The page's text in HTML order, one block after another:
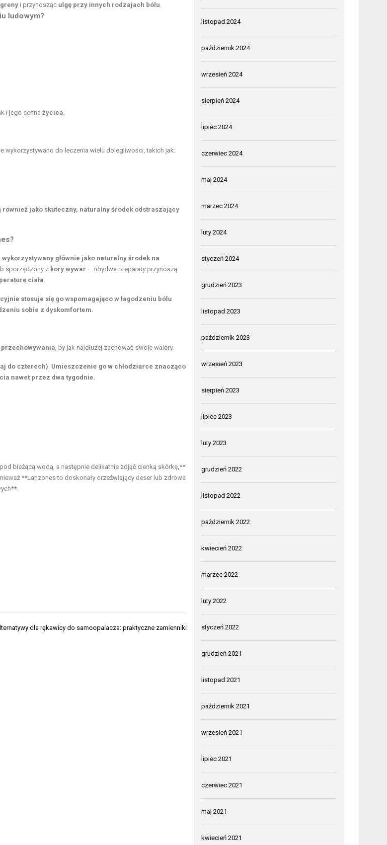
i przynosząc ulgę przy innych rodzajach bólu
ludowym?
i jego cenna życica
wykorzystywano do leczenia wielu dolegliwości, takich jak:
jako skuteczny, naturalny środek odstraszający
głównie jako naturalny środek na
sporządzony z kory wywar – obydwa preparaty przynoszą
ciała
stosuje się go wspomagająco w łagodzeniu bólu
sobie z dyskomfortem.
przechowywania , by jak najdłużej zachować swoje walory.
do czterech) Umieszczenie go w chłodziarce znacząco
nawet przez dwa tygodnie.
bieżącą wodą, a następnie delikatnie zdjąć cienką skórkę,**
**Lanzones to doskonały orzeźwiający deser lub zdrowa
dla rękawicy do samoopalacza: praktyczne zamienniki
listopad 2024
październik 2024
wrzesień 2024
sierpień 2024
lipiec 2024
czerwiec 2024
maj 2024
marzec 2024
luty 2024
styczeń 2024
grudzień 2023
listopad 2023
październik 2023
wrzesień 2023
sierpień 2023
lipiec 2023
luty 2023
grudzień 2022
listopad 2022
październik 2022
kwiecień 2022
marzec 2022
luty 2022
styczeń 2022
grudzień 2021
listopad 2021
październik 2021
wrzesień 2021
lipiec 2021
czerwiec 2021
maj 2021
kwiecień 2021